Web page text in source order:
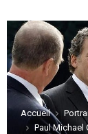
Accueil
Paul Michael